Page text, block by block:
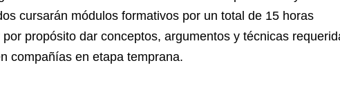
cursarán módulos formativos por un total de 15 horas
propósito dar conceptos, argumentos y técnicas
compañías en etapa temprana.